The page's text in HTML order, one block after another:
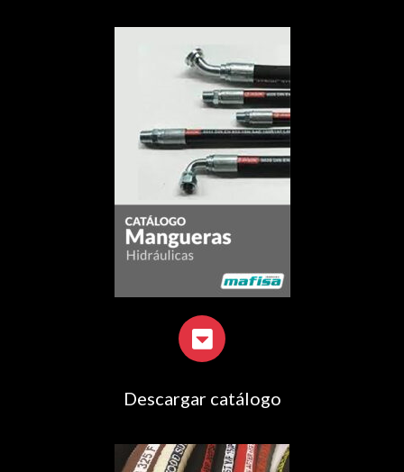
Descargar catálogo